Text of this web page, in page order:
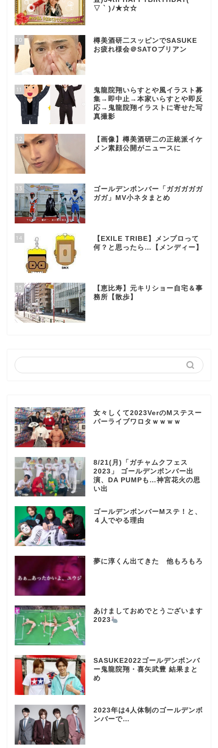
▽ ` )ﾉ★☆☆
10
樽美酒研二スッピンでSASUKE
お疲れ様会＠SATOブリアン
11
鬼龍院翔いらすとや風イラスト募
集→即中止→本家いらすとや即反
応→鬼龍院翔イラストに寄せた写
真撮影
12
【画像】樽美酒研二の正統派イケ
メン素顔公開がニュースに
13
ゴールデンボンバー「ガガガガガ
ガガ」MV小ネタまとめ
14
【EXILE TRIBE】メンプロって
何？と思ったら…【メンディー】
15
【恵比寿】元キリショー自宅＆事
務所【散歩】
女々しくて2023VerのMステスー
パーライブワロタｗｗｗｗ
8/21(月)「ガチャムクフェス
2023」 ゴールデンボンバー出
演、DA PUMPも…神宮花火の思
い出
ゴールデンボンバーMステ！と、
４人でやる理由
夢に淳くん出てきた 他もろもろ
あけましておめでとうございます
2023
SASUKE2022ゴールデンボンバ
ー鬼龍院翔・喜矢武豊 結果まと
め
2023年は4人体制のゴールデンボ
ンバーで…